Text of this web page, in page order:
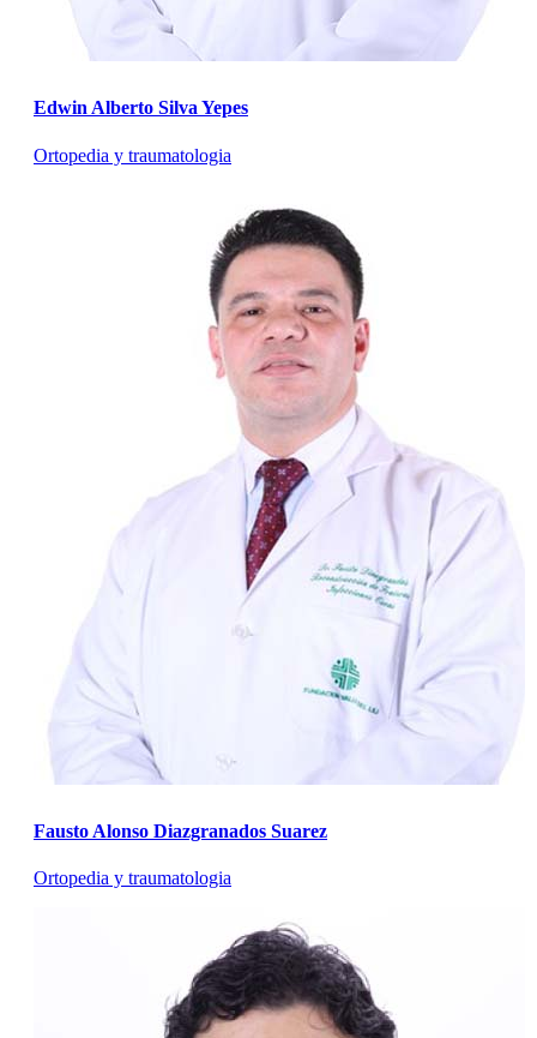
Edwin Alberto Silva Yepes
Ortopedia y traumatologia
Fausto Alonso Diazgranados Suarez
Ortopedia y traumatologia